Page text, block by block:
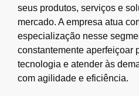
seus produtos, serviços e
mercado. A empresa atua
especialização nesse
constantemente aperfeiçoar
tecnologia e atender às
com agilidade e eficiência.